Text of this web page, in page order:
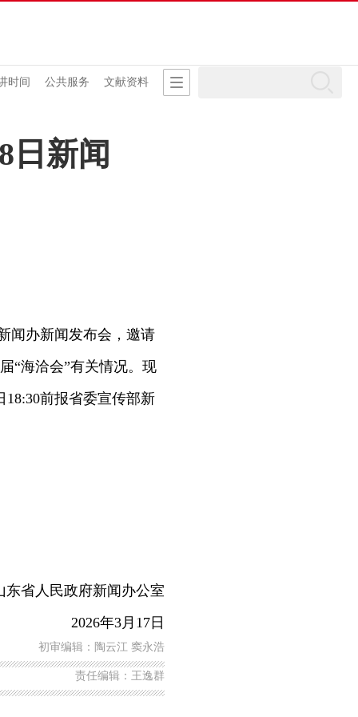
时间 公共服务 文献资料
日新闻
办新闻发布会，邀请
“海洽会”有关情况。现
前报省委宣传部新
人民政府新闻办公室
2026年3月17日
初审编辑：陶云江 窦永浩
责任编辑：王逸群